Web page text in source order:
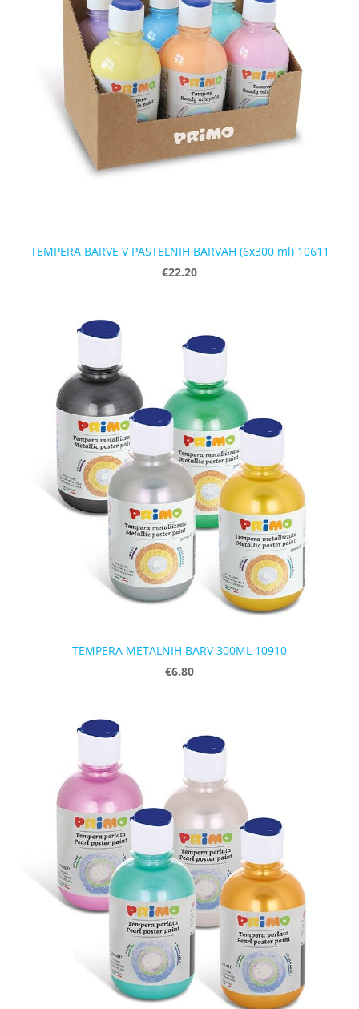
TEMPERA BARVE V PASTELNIH BARVAH (6x300 ml) 10611
€22.20
TEMPERA METALNIH BARV 300ML 10910
€6.80